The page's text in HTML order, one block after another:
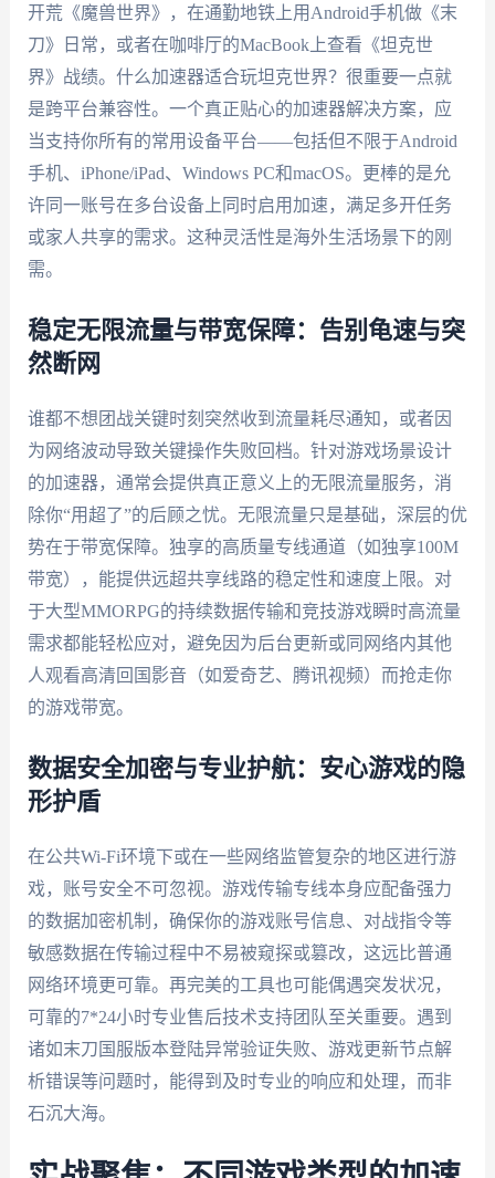
开荒《魔兽世界》，在通勤地铁上用Android手机做《末
刀》日常，或者在咖啡厅的MacBook上查看《坦克世
界》战绩。什么加速器适合玩坦克世界？很重要一点就
是跨平台兼容性。一个真正贴心的加速器解决方案，应
当支持你所有的常用设备平台——包括但不限于Android
手机、iPhone/iPad、Windows PC和macOS。更棒的是允
许同一账号在多台设备上同时启用加速，满足多开任务
或家人共享的需求。这种灵活性是海外生活场景下的刚
需。
稳定无限流量与带宽保障：告别龟速与突
然断网
谁都不想团战关键时刻突然收到流量耗尽通知，或者因
为网络波动导致关键操作失败回档。针对游戏场景设计
的加速器，通常会提供真正意义上的无限流量服务，消
除你“用超了”的后顾之忧。无限流量只是基础，深层的优
势在于带宽保障。独享的高质量专线通道（如独享100M
带宽），能提供远超共享线路的稳定性和速度上限。对
于大型MMORPG的持续数据传输和竞技游戏瞬时高流量
需求都能轻松应对，避免因为后台更新或同网络内其他
人观看高清回国影音（如爱奇艺、腾讯视频）而抢走你
的游戏带宽。
数据安全加密与专业护航：安心游戏的隐
形护盾
在公共Wi-Fi环境下或在一些网络监管复杂的地区进行游
戏，账号安全不可忽视。游戏传输专线本身应配备强力
的数据加密机制，确保你的游戏账号信息、对战指令等
敏感数据在传输过程中不易被窥探或篡改，这远比普通
网络环境更可靠。再完美的工具也可能偶遇突发状况，
可靠的7*24小时专业售后技术支持团队至关重要。遇到
诸如末刀国服版本登陆异常验证失败、游戏更新节点解
析错误等问题时，能得到及时专业的响应和处理，而非
石沉大海。